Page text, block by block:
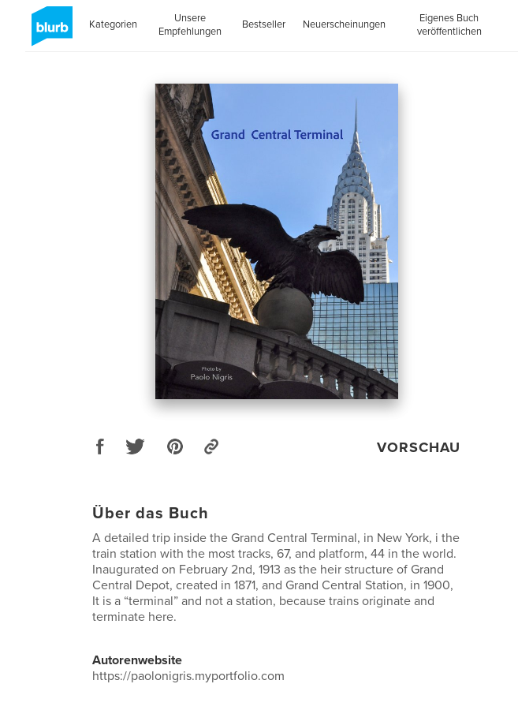
Kategorien
Unsere
Empfehlungen
Bestseller Neuerscheinungen
Eigenes Buch
veröffentlichen
VORSCHAU
Über das Buch
A detailed trip inside the Grand Central Terminal, in New York, i the
train station with the most tracks, 67, and platform, 44 in the world.
Inaugurated on February 2nd, 1913 as the heir structure of Grand
Central Depot, created in 1871, and Grand Central Station, in 1900,
It is a “terminal” and not a station, because trains originate and
terminate here.
Autorenwebsite
https://paolonigris.myportfolio.com